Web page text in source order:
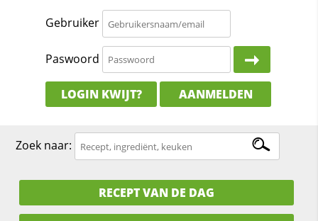
Gebruiker
Paswoord
LOGIN KWIJT? AANMELDEN
Zoek naar:
RECEPT VAN DE DAG